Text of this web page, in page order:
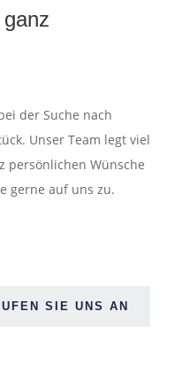
der Suche nach
Unser Team legt viel
persönlichen Wünsche
gerne auf uns zu.
SIE UNS AN